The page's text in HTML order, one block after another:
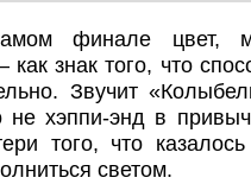
финале цвет,
знак того, что
Звучит
не хэппи-энд в
того, что
светом.